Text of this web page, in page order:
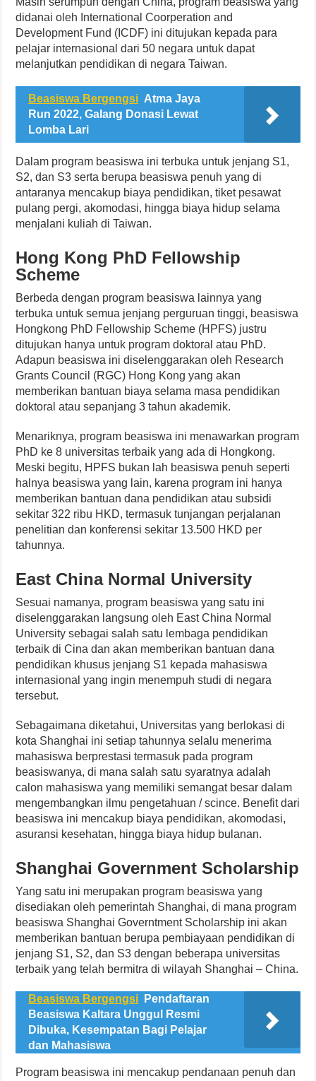
didanai oleh International Coorperation and
Development Fund (ICDF) ini ditujukan kepada para
pelajar internasional dari 50 negara untuk dapat
melanjutkan pendidikan di negara Taiwan.
Beasiswa Bergengsi Atma Jaya
Run 2022, Galang Donasi Lewat
Lomba Lari
Dalam program beasiswa ini terbuka untuk jenjang S1,
S2, dan S3 serta berupa beasiswa penuh yang di
antaranya mencakup biaya pendidikan, tiket pesawat
pulang pergi, akomodasi, hingga biaya hidup selama
menjalani kuliah di Taiwan.
Hong Kong PhD Fellowship
Scheme
Berbeda dengan program beasiswa lainnya yang
terbuka untuk semua jenjang perguruan tinggi, beasiswa
Hongkong PhD Fellowship Scheme (HPFS) justru
ditujukan hanya untuk program doktoral atau PhD.
Adapun beasiswa ini diselenggarakan oleh Research
Grants Council (RGC) Hong Kong yang akan
memberikan bantuan biaya selama masa pendidikan
doktoral atau sepanjang 3 tahun akademik.
Menariknya, program beasiswa ini menawarkan program
PhD ke 8 universitas terbaik yang ada di Hongkong.
Meski begitu, HPFS bukan lah beasiswa penuh seperti
halnya beasiswa yang lain, karena program ini hanya
memberikan bantuan dana pendidikan atau subsidi
sekitar 322 ribu HKD, termasuk tunjangan perjalanan
penelitian dan konferensi sekitar 13.500 HKD per
tahunnya.
East China Normal University
Sesuai namanya, program beasiswa yang satu ini
diselenggarakan langsung oleh East China Normal
University sebagai salah satu lembaga pendidikan
terbaik di Cina dan akan memberikan bantuan dana
pendidikan khusus jenjang S1 kepada mahasiswa
internasional yang ingin menempuh studi di negara
tersebut.
Sebagaimana diketahui, Universitas yang berlokasi di
kota Shanghai ini setiap tahunnya selalu menerima
mahasiswa berprestasi termasuk pada program
beasiswanya, di mana salah satu syaratnya adalah
calon mahasiswa yang memiliki semangat besar dalam
mengembangkan ilmu pengetahuan / scince. Benefit dari
beasiswa ini mencakup biaya pendidikan, akomodasi,
asuransi kesehatan, hingga biaya hidup bulanan.
Shanghai Government Scholarship
Yang satu ini merupakan program beasiswa yang
disediakan oleh pemerintah Shanghai, di mana program
beasiswa Shanghai Governtment Scholarship ini akan
memberikan bantuan berupa pembiayaan pendidikan di
jenjang S1, S2, dan S3 dengan beberapa universitas
terbaik yang telah bermitra di wilayah Shanghai – China.
Beasiswa Bergengsi
Pendaftaran
Beasiswa Kaltara Unggul Resmi
Dibuka, Kesempatan Bagi Pelajar
dan Mahasiswa
Program beasiswa ini mencakup pendanaan penuh dan